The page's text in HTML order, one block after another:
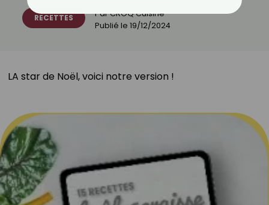
RECETTES ParCROQ Cuisine
Publié le 19/12/2024
LA star de Noël, voici notre version !⁣